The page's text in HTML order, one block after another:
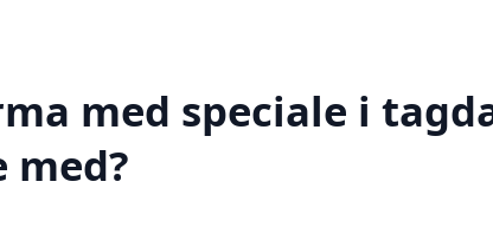
med speciale i
med?